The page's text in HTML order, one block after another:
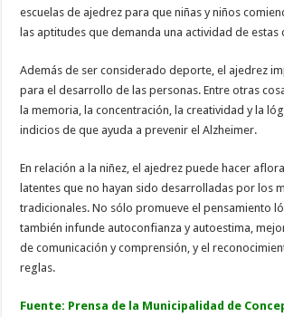
escuelas de ajedrez para que niñas y niños
las aptitudes que demanda una actividad de estas
Además de ser considerado deporte, el ajedrez
para el desarrollo de las personas. Entre otras
la memoria, la concentración, la creatividad y la
indicios de que ayuda a prevenir el Alzheimer.
En relación a la niñez, el ajedrez puede hacer
latentes que no hayan sido desarrolladas por los
tradicionales. No sólo promueve el pensamiento
también infunde autoconfianza y autoestima,
de comunicación y comprensión, y el
reglas.
Fuente: Prensa de la Municipalidad de